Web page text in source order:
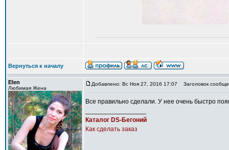
Вернуться к началу
Elen
Любимая Жена
Добавлено: Вс Ноя 27, 2016 17:07 Заголовок
Все правильно сделали. У нее очень быстро
Каталог DS-Бегоний
Как сделать заказ